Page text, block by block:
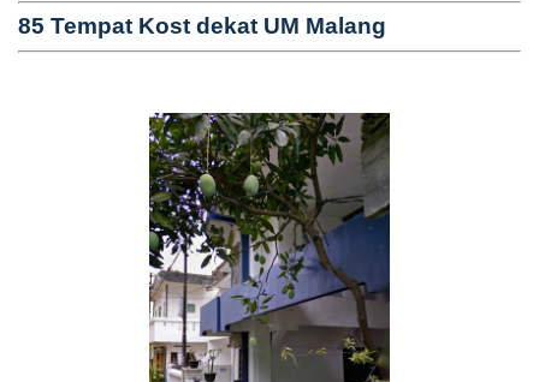
85 Tempat Kost dekat UM Malang